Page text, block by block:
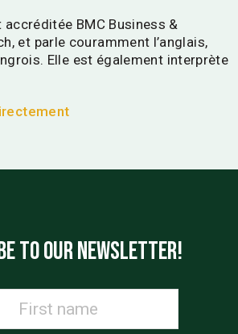
BMC Business &
et parle couramment l’anglais,
Elle est également interprète
TO OUR NEWSLETTER!